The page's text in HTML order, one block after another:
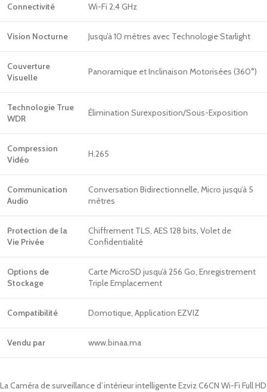
Connectivité Wi-Fi 2,4 GHz
Vision Nocturne Jusqu’à 10 mètres avec Technologie Starlight
Couverture
Visuelle
Panoramique et Inclinaison Motorisées (360°)
Technologie True
WDR
Élimination Surexposition/Sous-Exposition
Compression
Vidéo
H.265
Communication
Audio
Conversation Bidirectionnelle, Micro jusqu’à 5
mètres
Protection de la
Vie Privée
Chiffrement TLS, AES 128 bits, Volet de
Confidentialité
Options de
Stockage
Carte MicroSD jusqu’à 256 Go, Enregistrement
Triple Emplacement
Compatibilité Domotique, Application EZVIZ
Vendu par www.binaa.ma
La Caméra de surveillance d’intérieur intelligente Ezviz C6CN Wi-Fi Full HD